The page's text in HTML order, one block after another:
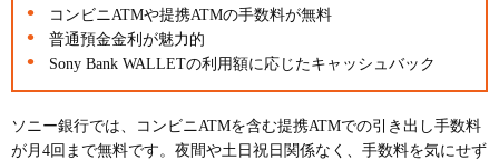
コンビニATMや提携ATMの手数料が無料
普通預金金利が魅力的
Sony Bank WALLETの利用額に応じたキャッシュバック
ソニー銀行では、コンビニATMを含む提携ATMでの引き出し手数料
が月4回まで無料です。夜間や土日祝日関係なく、手数料を気にせず